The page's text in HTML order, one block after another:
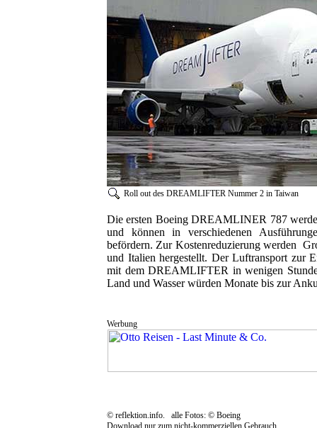
Roll out des DREAMLIFTER Nummer 2 in Taiwan
Die ersten Boeing DREAMLINER 787
und können in verschiedenen
befördern. Zur Kostenreduzierung werden
und Italien hergestellt. Der Luftransport zur
mit dem DREAMLIFTER in wenigen
Land und Wasser würden Monate bis zur
Werbung
© reflektion.info. alle Fotos: © Boeing
Download nur zum nicht-kommerziellen Gebrauch